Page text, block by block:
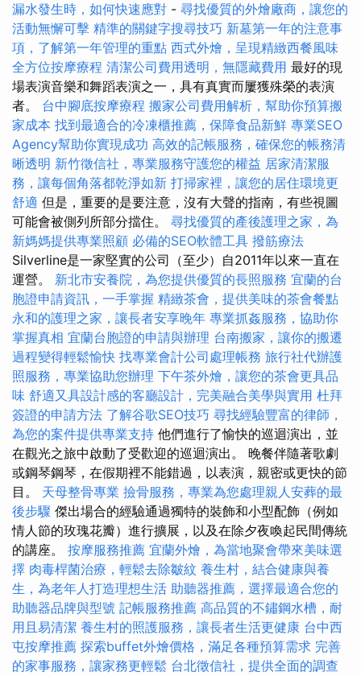
漏水發生時，如何快速應對 - 尋找優質的外燴廠商，讓您的
活動無懈可擊 精準的關鍵字搜尋技巧 新墓第一年的注意事
項，了解第一年管理的重點 西式外燴，呈現精緻西餐風味
全方位按摩療程 清潔公司費用透明，無隱藏費用 最好的現
場表演音樂和舞蹈表演之一，具有真實而屢獲殊榮的表演
者。 台中腳底按摩療程 搬家公司費用解析，幫助你預算搬
家成本 找到最適合的冷凍櫃推薦，保障食品新鮮 專業SEO
Agency幫助你實現成功 高效的記帳服務，確保您的帳務清
晰透明 新竹徵信社，專業服務守護您的權益 居家清潔服
務，讓每個角落都乾淨如新 打掃家裡，讓您的居住環境更
舒適 但是，重要的是要注意，沒有大聲的​​指南，有些視圖
可能會被側列所部分擋住。 尋找優質的產後護理之家，為
新媽媽提供專業照顧 必備的SEO軟體工具 撥筋療法
Silverline是一家堅實的公司（至少）自2011年以來一直在
運營。 新北市安養院，為您提供優質的長照服務 宜蘭的台
胞證申請資訊，一手掌握 精緻茶會，提供美味的茶會餐點
永和的護理之家，讓長者安享晚年 專業抓姦服務，協助你
掌握真相 宜蘭台胞證的申請與辦理 台南搬家，讓你的搬遷
過程變得輕鬆愉快 找專業會計公司處理帳務 旅行社代辦護
照服務，專業協助您辦理 下午茶外燴，讓您的茶會更具品
味 舒適又具設計感的客廳設計，完美融合美學與實用 杜拜
簽證的申請方法 了解谷歌SEO技巧 尋找經驗豐富的律師，
為您的案件提供專業支持 他們進行了愉快的巡迴演出，並
在觀光之旅中啟動了受歡迎的巡迴演出。 晚餐伴隨著歌劇
或鋼琴鋼琴，在假期裡不能錯過，以表演，親密或更快的節
目。 天母整骨專業 撿骨服務，專業為您處理親人安葬的最
後步驟 傑出場合的經驗通過獨特的裝飾和小型配飾（例如
情人節的玫瑰花瓣）進行擴展，以及在除夕夜喚起民間傳統
的講座。 按摩服務推薦 宜蘭外燴，為當地聚會帶來美味選
擇 肉毒桿菌治療，輕鬆去除皺紋 養生村，結合健康與養
生，為老年人打造理想生活 助聽器推薦，選擇最適合您的
助聽器品牌與型號 記帳服務推薦 高品質的不鏽鋼水槽，耐
用且易清潔 養生村的照護服務，讓長者生活更健康 台中西
屯按摩推薦 探索buffet外燴價格，滿足各種預算需求 完善
的家事服務，讓家務更輕鬆 台北徵信社，提供全面的調查